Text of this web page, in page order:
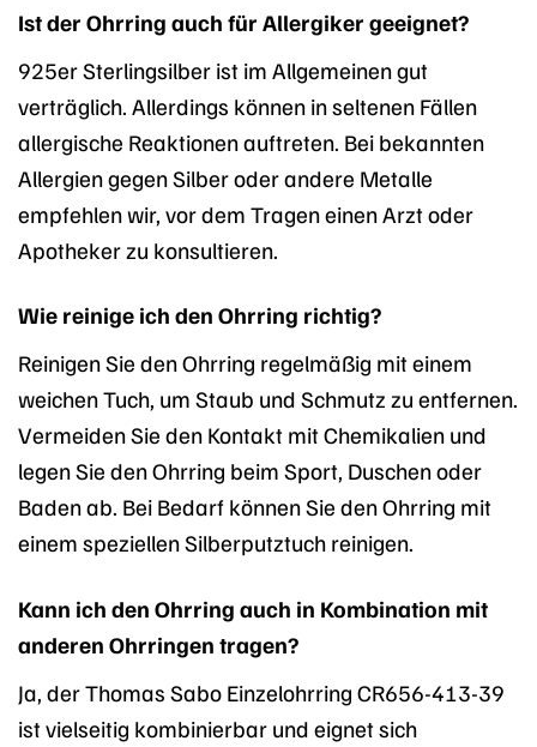
Ist der Ohrring auch für Allergiker geeignet?
925er Sterlingsilber ist im Allgemeinen gut
verträglich. Allerdings können in seltenen Fällen
allergische Reaktionen auftreten. Bei bekannten
Allergien gegen Silber oder andere Metalle
empfehlen wir, vor dem Tragen einen Arzt oder
Apotheker zu konsultieren.
Wie reinige ich den Ohrring richtig?
Reinigen Sie den Ohrring regelmäßig mit einem
weichen Tuch, um Staub und Schmutz zu entfernen.
Vermeiden Sie den Kontakt mit Chemikalien und
legen Sie den Ohrring beim Sport, Duschen oder
Baden ab. Bei Bedarf können Sie den Ohrring mit
einem speziellen Silberputztuch reinigen.
Kann ich den Ohrring auch in Kombination mit
anderen Ohrringen tragen?
Ja, der Thomas Sabo Einzelohrring CR656-413-39
ist vielseitig kombinierbar und eignet sich